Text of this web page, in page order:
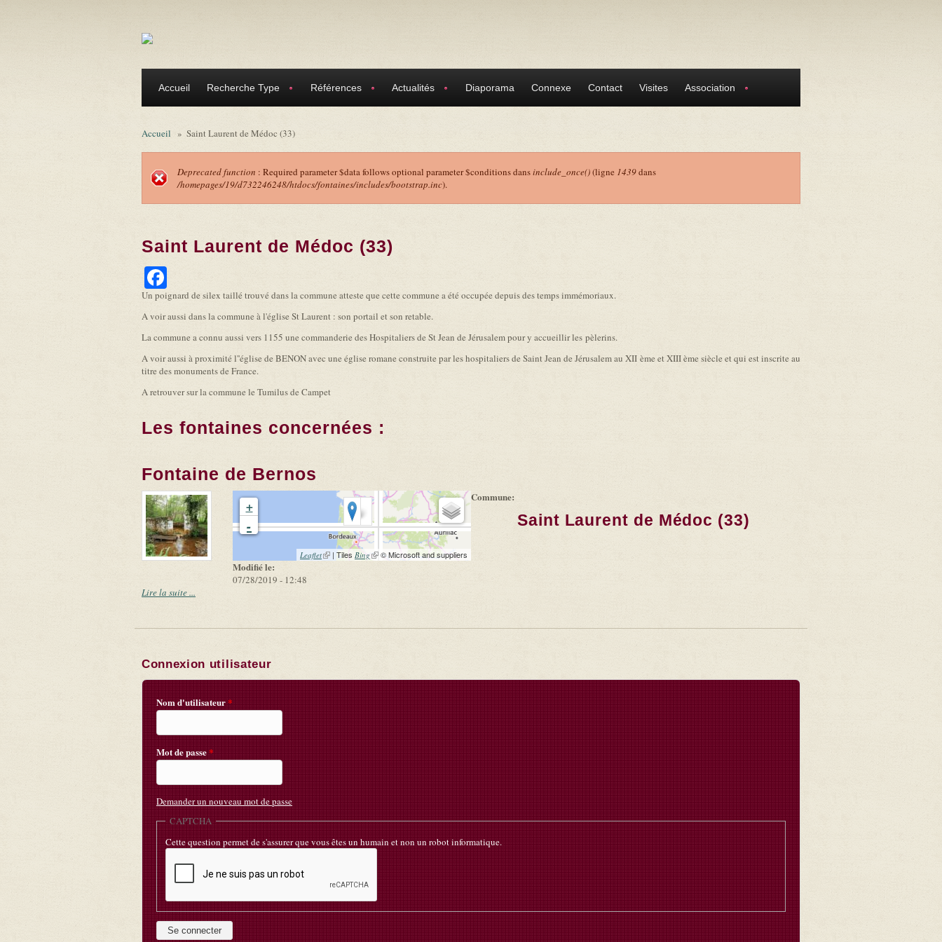
Accueil Recherche Type Références Actualités Diaporama Connexe Contact Visites Association
Accueil » Saint Laurent de Médoc (33)
Message d'erreur
Deprecated function : Required parameter $data follows optional parameter $conditions dansinclude_once()(ligne 1439dans
/homepages/19/d732246248/htdocs/fontaines/includes/bootstrap.inc).
Saint Laurent de Médoc (33)
Un poignard de silex taillé trouvé dans la commune atteste que cette commune a été occupée depuis des temps immémoriaux.
A voir aussi dans la commune à l'église St Laurent : son portail et son retable.
La commune a connu aussi vers 1155 une commanderie des Hospitaliers de St Jean de Jérusalem pour y accueillir les pèlerins.
A voir aussi à proximité l''église de BENON avec une église romane construite par les hospitaliers de Saint Jean de Jérusalem au XII ème et XIII ème siècle et qui est inscrite au
titre des monuments de France.
A retrouver sur la commune le Tumilus de Campet
Les fontaines concernées :
Fontaine de Bernos
+
-
Leaflet(link is external)
| Tiles Bing (link is external)
© Microsoft and suppliers
Modifié le:
07/28/2019 - 12:48
Commune:
Saint Laurent de Médoc (33)
Lire la suite ...
Connexion utilisateur
Nom d'utilisateur*
Mot de passe*
Demander un nouveau mot de passe
CAPTCHA
Cette question permet de s'assurer que vous êtes un humain et non un robot informatique.